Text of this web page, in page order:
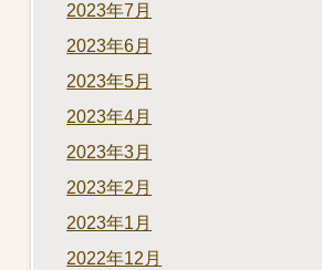
2023年7月
2023年6月
2023年5月
2023年4月
2023年3月
2023年2月
2023年1月
2022年12月